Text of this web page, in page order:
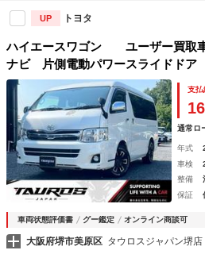
UP トヨタ
ハイエースワゴン ユーザー買取
ナビ 片側電動パワースライドド
リップダウンモニター 社外１６イ
支払
通常ロ
年式
車検
整備
保証
車両状態評価書 グー鑑定 オンライン商談可
大阪府堺市美原区 タウロスジャパン堺店